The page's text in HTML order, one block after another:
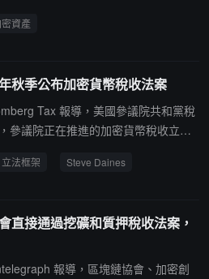
所有適用章節，部分條款雖未明確提
市加密資產的收入和資本利得；非居
置資產符合相關條款規定，也可能負
資產
秋季公布加密貨幣稅收法案
Tax 報導，美國參議院共和黨稅
參議院正在推進的加密貨幣稅收立法
「相似多於不同」，並希望今年內能
立法框架 Steve Daines
直接通過挖礦和質押稅收法案，
報導，區塊鏈協會、加密創